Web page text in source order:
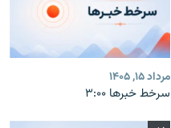
مرداد ۱۵, ۱۴۰۵
سرخط خبرها ۳:۰۰